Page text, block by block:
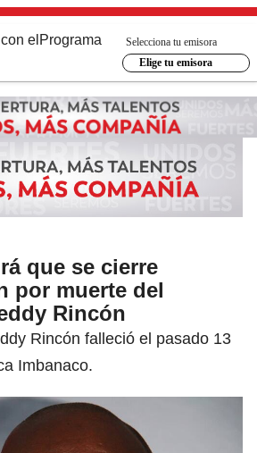
el Programa
Selecciona tu emisora
Elige tu emisora
que se cierre
por muerte del
Rincón
Rincón falleció el pasado 13
Imbanaco.